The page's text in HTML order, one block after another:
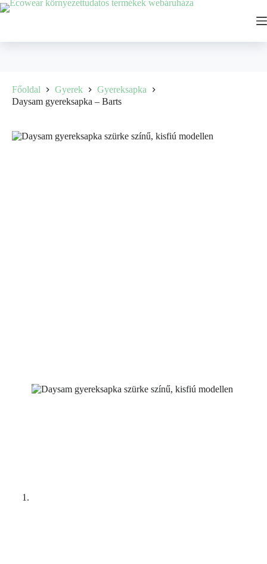
Ugrás
a
Főoldal Gyerek
Gyereksapka
Daysam gyereksapka – Barts